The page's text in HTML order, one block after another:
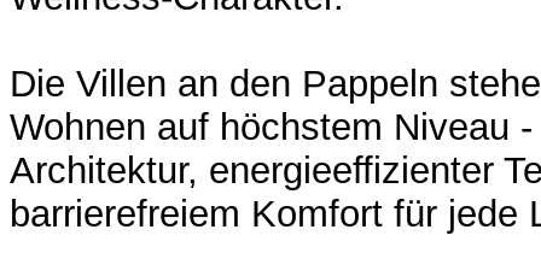
Die Villen an den Pappeln
Wohnen auf höchstem Niveau
Architektur, energieeffizienter
barrierefreiem Komfort für jede